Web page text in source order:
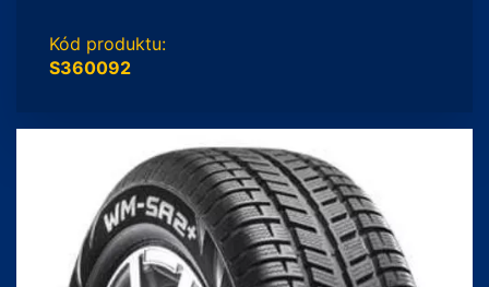
Kód produktu:
S360092